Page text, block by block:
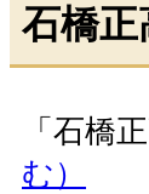
石橋正
「石橋
む）